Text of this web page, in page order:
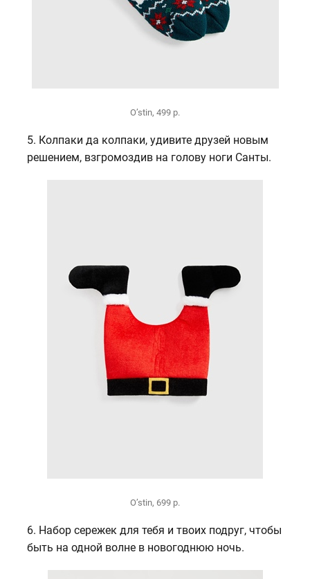
O’stin, 499 р.
5. Колпаки да колпаки, удивите друзей новым
решением, взгромоздив на голову ноги Санты.
O’stin, 699 р.
6. Набор сережек для тебя и твоих подруг, чтобы
быть на одной волне в новогоднюю ночь.